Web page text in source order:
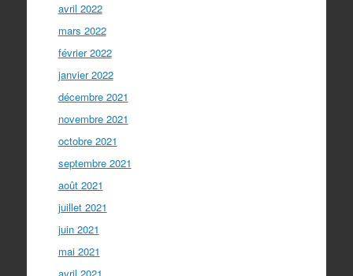
avril 2022
mars 2022
février 2022
janvier 2022
décembre 2021
novembre 2021
octobre 2021
septembre 2021
août 2021
juillet 2021
juin 2021
mai 2021